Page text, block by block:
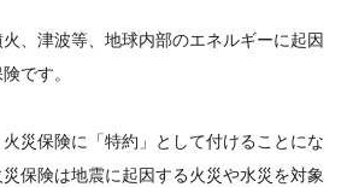
、津波等、地球内部のエネルギーに起因
です。
災保険に「特約」として付けることにな
保険は地震に起因する火災や水災を対象